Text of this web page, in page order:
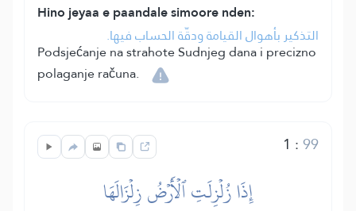
Hino jeyaa e paandale simoore nden:
التذكير بأهوال القيامة ودقّة الحساب فيها.
Podsjećanje na strahote Sudnjeg dana i precizno
polaganje računa.
1 :99
إِذَا زُلۡزِلَتِ ٱلۡأَرۡضُ زِلۡزَالَهَا